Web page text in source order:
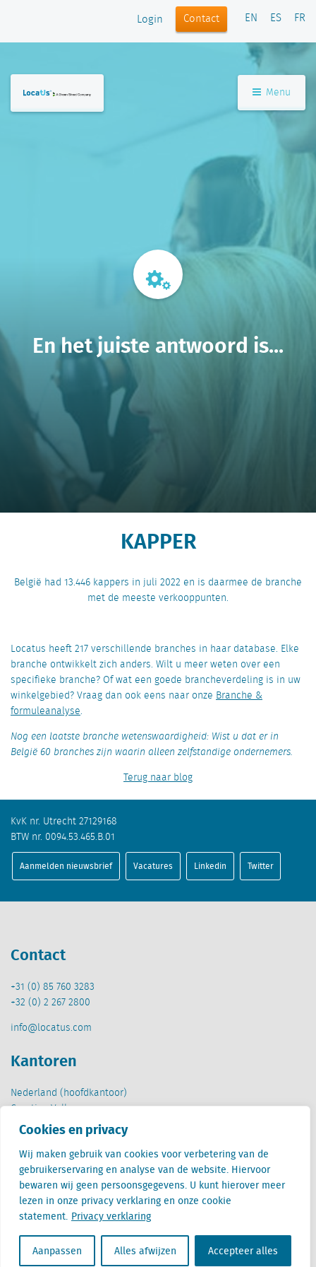
Cookies en privacy
Wij maken gebruik van cookies voor verbetering van de
gebruikerservaring en analyse van de website. Hiervoor
bewaren wij geen persoonsgegevens. U kunt hierover meer
lezen in onze privacy verklaring en onze cookie
statement. Privacy verklaring
Aanpassen Alles afwijzen Accepteer alles
Login Contact EN ES FR
Menu
En het juiste antwoord is...
KAPPER
België had 13.446 kappers in juli 2022 en is daarmee de branche
met de meeste verkooppunten.
Locatus heeft 217 verschillende branches in haar database. Elke
branche ontwikkelt zich anders. Wilt u meer weten over een
specifieke branche? Of wat een goede brancheverdeling is in uw
winkelgebied? Vraag dan ook eens naar onze Branche &
formuleanalyse.
Nog een laatste branche wetenswaardigheid: Wist u dat er in
België 60 branches zijn waarin alleen zelfstandige ondernemers.
Terug naar blog
KvK nr. Utrecht 27129168
BTW nr. 0094.53.465.B.01
Aanmelden nieuwsbrief Vacatures Linkedin Twitter
Contact
+31 (0) 85 760 3283
+32 (0) 2 267 2800
info@locatus.com
Kantoren
Nederland (hoofdkantoor)
Creative Valley
Stationsplein 32
België
Cantersteen 47
1000 Brussel